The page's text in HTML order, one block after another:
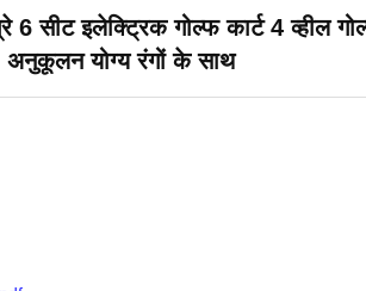
6 सीट इलेक्ट्रिक गोल्फ कार्ट 4 व्हील
योग्य रंगों के साथ